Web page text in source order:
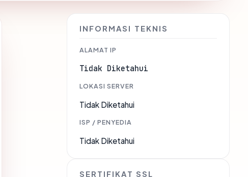
INFORMASI TEKNIS
ALAMAT IP
Tidak Diketahui
LOKASI SERVER
Tidak Diketahui
ISP / PENYEDIA
Tidak Diketahui
SERTIFIKAT SSL